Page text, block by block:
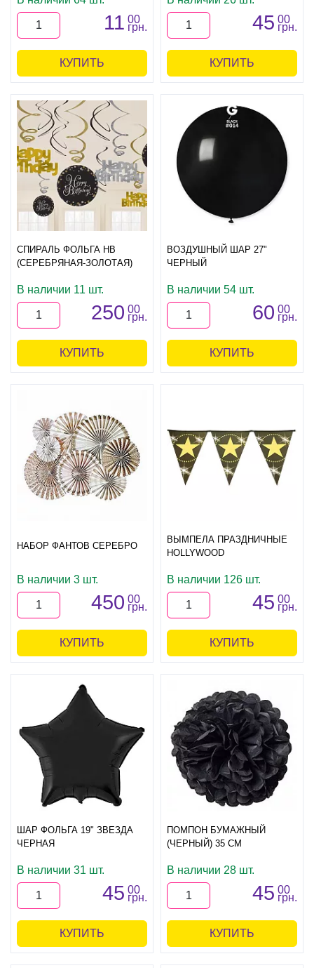
11 00
грн.
КУПИТЬ
45 00
грн.
КУПИТЬ
СПИРАЛЬ ФОЛЬГА HB
(СЕРЕБРЯНАЯ-ЗОЛОТАЯ)
В наличии 11 шт.
250 00
грн.
КУПИТЬ
ВОЗДУШНЫЙ ШАР 27"
ЧЕРНЫЙ
В наличии 54 шт.
60 00
грн.
КУПИТЬ
НАБОР ФАНТОВ СЕРЕБРО
В наличии 3 шт.
450 00
грн.
КУПИТЬ
ВЫМПЕЛА ПРАЗДНИЧНЫЕ
HOLLYWOOD
В наличии 126 шт.
45 00
грн.
КУПИТЬ
ШАР ФОЛЬГА 19" ЗВЕЗДА
ЧЕРНАЯ
В наличии 31 шт.
45 00
грн.
КУПИТЬ
ПОМПОН БУМАЖНЫЙ
(ЧЕРНЫЙ) 35 СМ
В наличии 28 шт.
45 00
грн.
КУПИТЬ